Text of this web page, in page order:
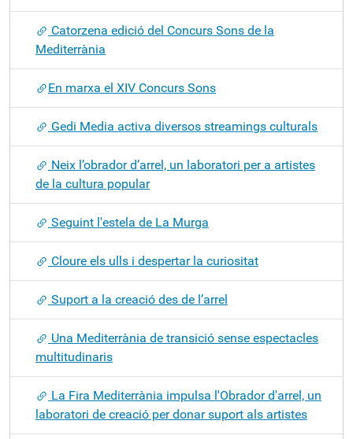
Catorzena edició del Concurs Sons de la
Mediterrània
​En marxa el XIV Concurs Sons
Gedi Media activa diversos streamings culturals
Neix l’obrador d’arrel, un laboratori per a artistes
de la cultura popular
Seguint l'estela de La Murga
Cloure els ulls i despertar la curiositat
Suport a la creació des de l’arrel
Una Mediterrània de transició sense espectacles
multitudinaris
La Fira Mediterrània impulsa l'Obrador d'arrel, un
laboratori de creació per donar suport als artistes